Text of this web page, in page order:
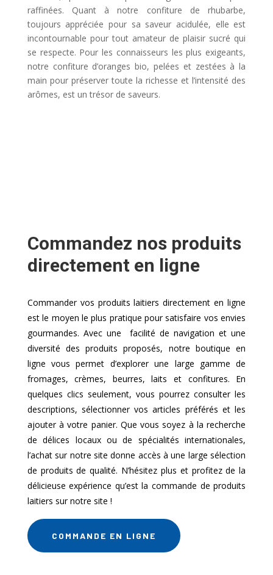
raffinées. Quant à notre confiture de rhubarbe,
toujours appréciée pour sa saveur acidulée, elle est
incontournable pour tout amateur de plaisir sucré qui
se respecte. Pour les connaisseurs les plus exigeants,
notre confiture d’oranges bio, pelées et zestées à la
main pour préserver toute la richesse et l’intensité des
arômes, est un trésor de saveurs.
Commandez nos produits
directement en ligne
Commander vos produits laitiers directement en ligne
est le moyen le plus pratique pour satisfaire vos envies
gourmandes. Avec une facilité de navigation et une
diversité des produits proposés, notre boutique en
ligne vous permet d’explorer une large gamme de
fromages, crèmes, beurres, laits et confitures. En
quelques clics seulement, vous pourrez consulter les
descriptions, sélectionner vos articles préférés et les
ajouter à votre panier. Que vous soyez à la recherche
de délices locaux ou de spécialités internationales,
l’achat sur notre site donne accès à une large sélection
de produits de qualité. N’hésitez plus et profitez de la
délicieuse expérience qu’est la commande de produits
laitiers sur notre site !
COMMANDE EN LIGNE